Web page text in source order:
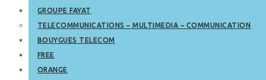
GROUPE FAYAT
TELECOMMUNICATIONS – MULTIMEDIA – COMMUNICATION
BOUYGUES TELECOM
FREE
ORANGE